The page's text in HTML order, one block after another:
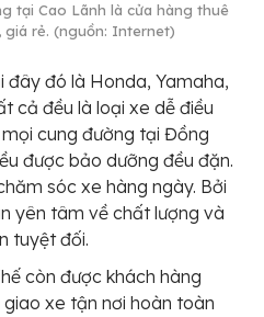
tại Cao Lãnh là cửa hàng thuê
giá rẻ. (nguồn: Internet)
đây đó là Honda, Yamaha,
cả đều là loại xe dễ điều
cung đường tại Đồng
được bảo dưỡng đều đặn.
sóc xe hàng ngày. Bởi
yên tâm về chất lượng và
tuyệt đối.
còn được khách hàng
xe tận nơi hoàn toàn